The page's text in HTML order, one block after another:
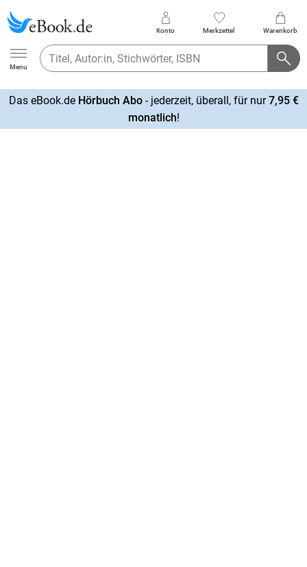
Ebook.de
Menu
Konto Merkzettel Warenkorb
Das eBook.de Hörbuch Abo- jederzeit, überall, für nur7,95 €
monatlich!